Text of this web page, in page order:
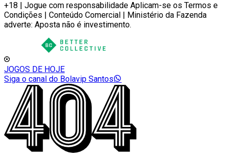
+18 | Jogue com responsabilidade Aplicam-se os Termos e
Condições | Conteúdo Comercial | Ministério da Fazenda
adverte: Aposta não é investimento.
JOGOS DE HOJE
Siga o canal do Bolavip Santos